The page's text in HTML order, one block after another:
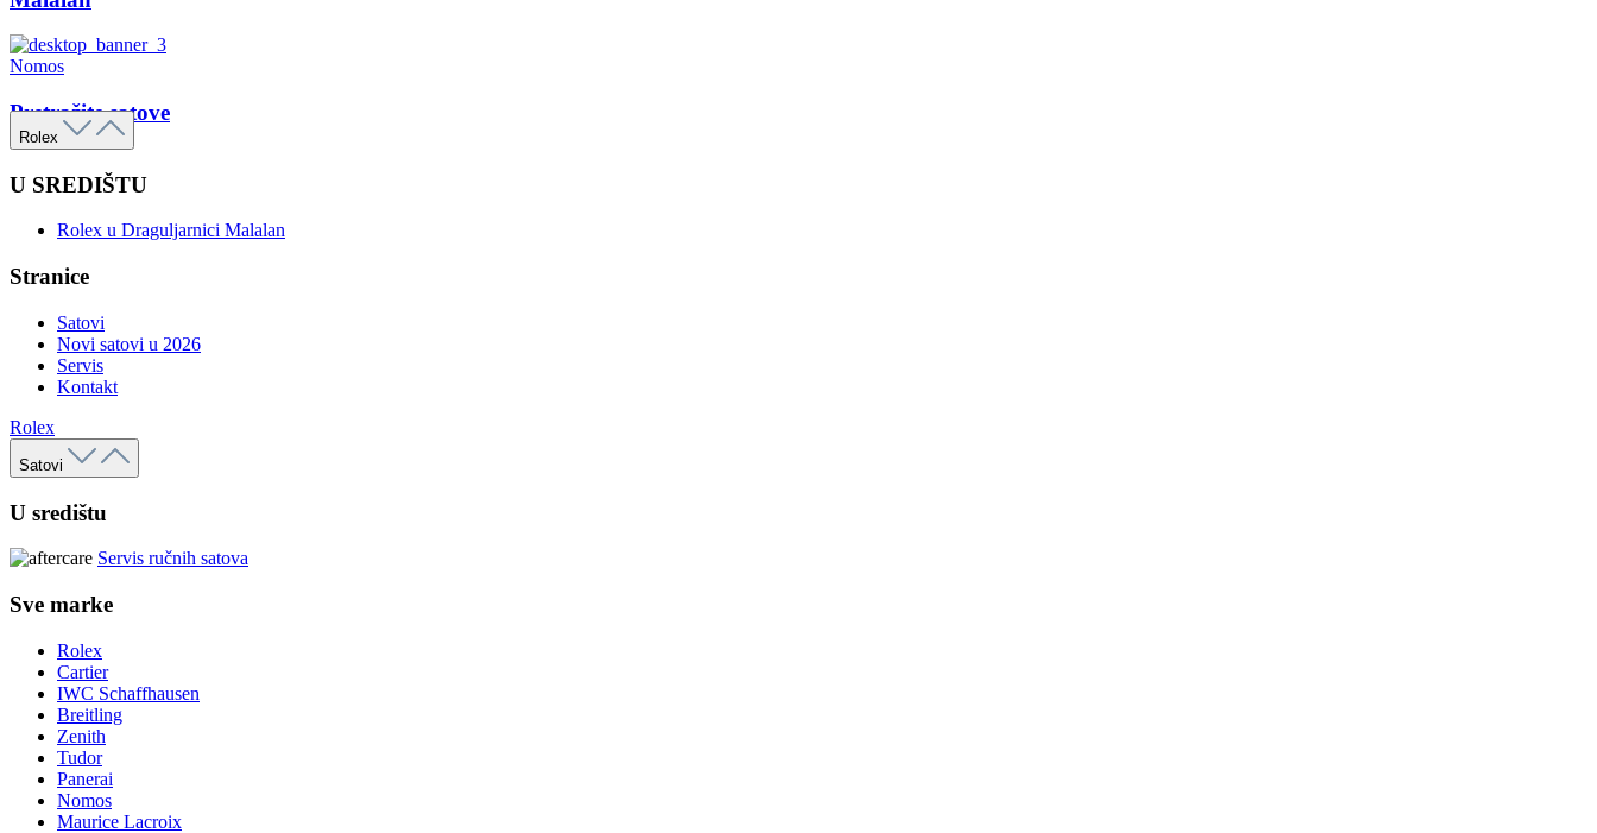
Nomos
Pretražite satove
Rolex
U SREDIŠTU
Rolex u Draguljarnici Malalan
Stranice
Satovi
Novi satovi u 2026
Servis
Kontakt
Rolex
Satovi
U središtu
Servis ručnih satova
Sve marke
Rolex
Cartier
IWC Schaffhausen
Breitling
Zenith
Tudor
Panerai
Nomos
Maurice Lacroix